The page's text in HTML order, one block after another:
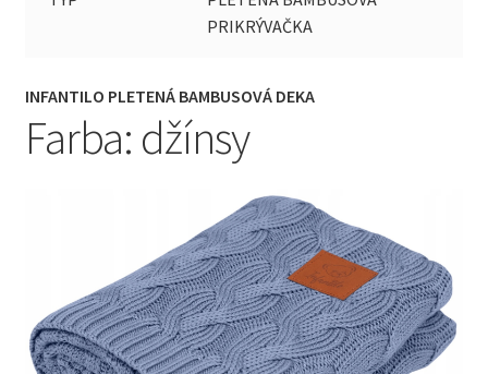
PRIKRÝVAČKA
INFANTILO PLETENÁ BAMBUSOVÁ DEKA
Farba: džínsy